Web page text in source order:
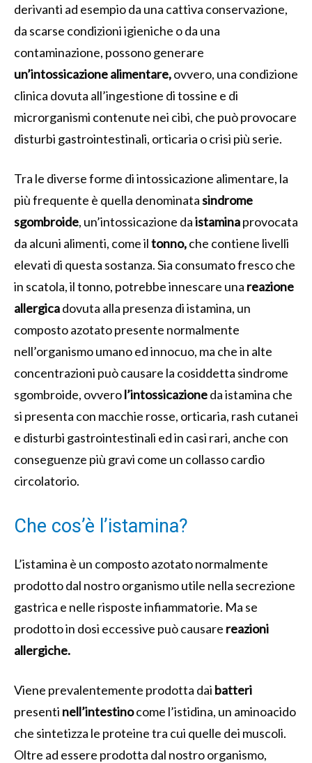
derivanti ad esempio da una cattiva conservazione,
da scarse condizioni igieniche o da una
contaminazione, possono generare
un’intossicazione alimentare,ovvero, una condizione
clinica dovuta all’ingestione di tossine e di
microrganismi contenute nei cibi, che può provocare
disturbi gastrointestinali, orticaria o crisi più serie.
Tra le diverse forme di intossicazione alimentare, la
più frequente è quella denominatasindrome
sgombroide, un’intossicazione daistaminaprovocata
da alcuni alimenti, come iltonno,che contiene livelli
elevati di questa sostanza. Sia consumato fresco che
in scatola, il tonno, potrebbe innescare una reazione
allergicadovuta alla presenza di istamina, un
composto azotato presente normalmente
nell’organismo umano ed innocuo, ma che in alte
concentrazioni può causare la cosiddetta sindrome
sgombroide, ovverol’intossicazioneda istamina che
si presenta con macchie rosse, orticaria, rash cutanei
e disturbi gastrointestinali ed in casi rari, anche con
conseguenze più gravi come un collasso cardio
circolatorio.
Che cos’è l’istamina?
L’istamina è un composto azotato normalmente
prodotto dal nostro organismo utile nella secrezione
gastrica e nelle risposte infiammatorie. Ma se
prodotto in dosi eccessive può causare reazioni
allergiche.
Viene prevalentemente prodotta dai batteri
presenti nell’intestinocome l’istidina, un aminoacido
che sintetizza le proteine tra cui quelle dei muscoli.
Oltre ad essere prodotta dal nostro organismo,